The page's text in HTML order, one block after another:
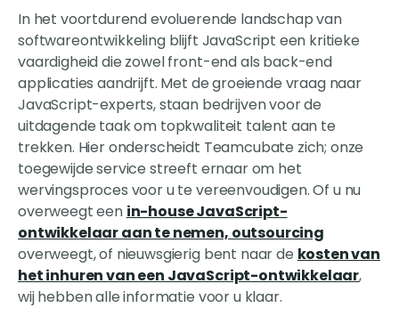
In het voortdurend evoluerende landschap van
softwareontwikkeling blijft JavaScript een kritieke
vaardigheid die zowel front-end als back-end
applicaties aandrijft. Met de groeiende vraag naar
JavaScript-experts, staan bedrijven voor de
uitdagende taak om topkwaliteit talent aan te
trekken. Hier onderscheidt Teamcubate zich; onze
toegewijde service streeft ernaar om het
wervingsproces voor u te vereenvoudigen. Of u nu
overweegt een in-house JavaScript-
ontwikkelaar aan te nemen, outsourcing
overweegt, of nieuwsgierig bent naar de kosten van
het inhuren van een JavaScript-ontwikkelaar,
wij hebben alle informatie voor u klaar.